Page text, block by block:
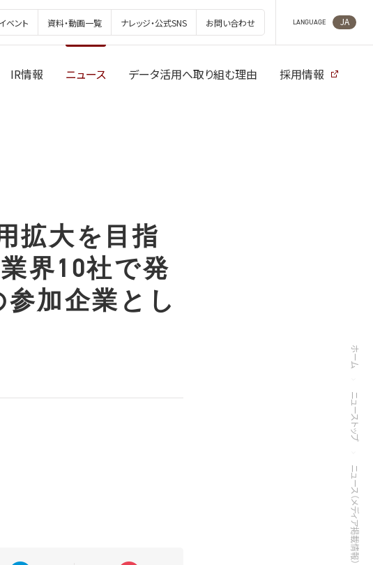
ベント 資料・動画一覧 ナレッジ・公式SNS お問い合わせ LANGUAGE JA
IR情報 ニュース データ活用へ取り組む理由 採用情報
拡大を目指
界10社で発
加企業とし
ホーム
ニューストップ
ニュース（メディア掲載情報）